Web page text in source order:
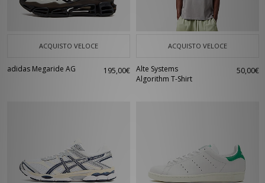
ACQUISTO VELOCE
adidas Megaride AG 195,00€
ACQUISTO VELOCE
Alte Systems
Algorithm T-Shirt
50,00€